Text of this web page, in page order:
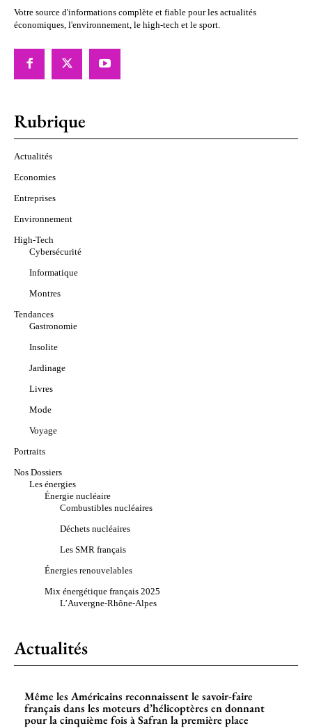
Votre source d'informations complète et fiable pour les actualités
économiques, l'environnement, le high-tech et le sport.
Rubrique
Actualités
Economies
Entreprises
Environnement
High-Tech
Cybersécurité
Informatique
Montres
Tendances
Gastronomie
Insolite
Jardinage
Livres
Mode
Voyage
Portraits
Nos Dossiers
Les énergies
Énergie nucléaire
Combustibles nucléaires
Déchets nucléaires
Les SMR français
Énergies renouvelables
Mix énergétique français 2025
L’Auvergne-Rhône-Alpes
Actualités
Même les Américains reconnaissent le savoir-faire
français dans les moteurs d’hélicoptères en donnant
pour la cinquième fois à Safran la première place